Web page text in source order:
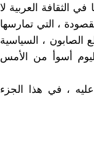
الثقافة العربية لا
، التي تمارسها
الصابون ، السياسية
أسوأ من الأمس
، في هذا الجزء